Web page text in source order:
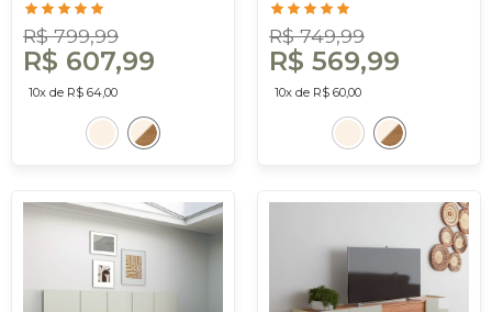
White/Freijó - Dalla
Costa
R$ 799,99
R$ 607,99
10x de R$ 64,00
White/Freijó - Dalla
Costa
R$ 749,99
R$ 569,99
10x de R$ 60,00